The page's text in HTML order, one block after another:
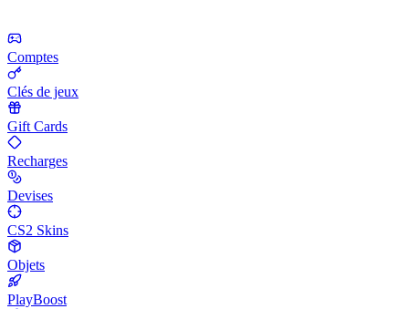
Comptes
Clés de jeux
Gift Cards
Recharges
Devises
CS2 Skins
Objets
PlayBoost